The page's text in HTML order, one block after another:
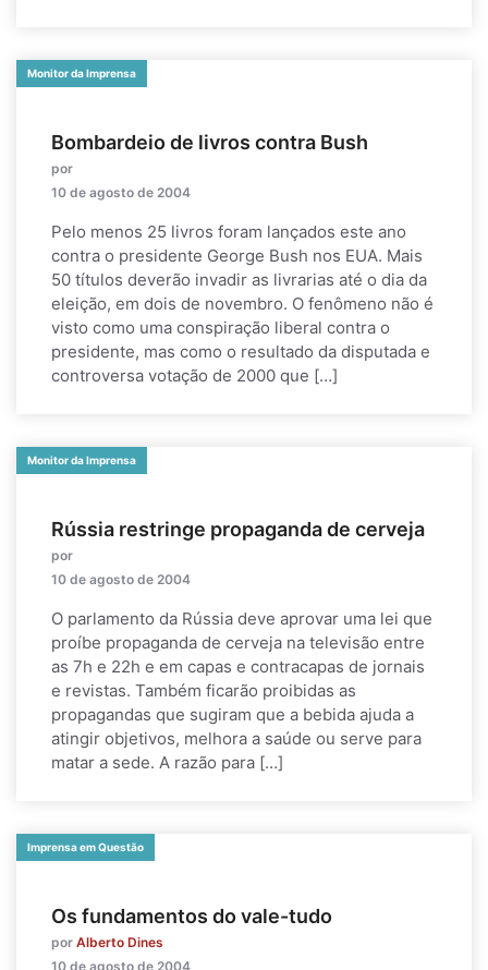
Monitor da Imprensa
Bombardeio de livros contra Bush
por
10 de agosto de 2004
Pelo menos 25 livros foram lançados este ano
contra o presidente George Bush nos EUA. Mais
50 títulos deverão invadir as livrarias até o dia da
eleição, em dois de novembro. O fenômeno não é
visto como uma conspiração liberal contra o
presidente, mas como o resultado da disputada e
controversa votação de 2000 que […]
Monitor da Imprensa
Rússia restringe propaganda de cerveja
por
10 de agosto de 2004
O parlamento da Rússia deve aprovar uma lei que
proíbe propaganda de cerveja na televisão entre
as 7h e 22h e em capas e contracapas de jornais
e revistas. Também ficarão proibidas as
propagandas que sugiram que a bebida ajuda a
atingir objetivos, melhora a saúde ou serve para
matar a sede. A razão para […]
Imprensa em Questão
Os fundamentos do vale-tudo
por Alberto Dines
10 de agosto de 2004